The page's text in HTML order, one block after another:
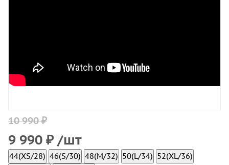
10 990 ₽
9 990 ₽ /шт
44(XS/28) 46(S/30) 48(M/32) 50(L/34) 52(XL/36)